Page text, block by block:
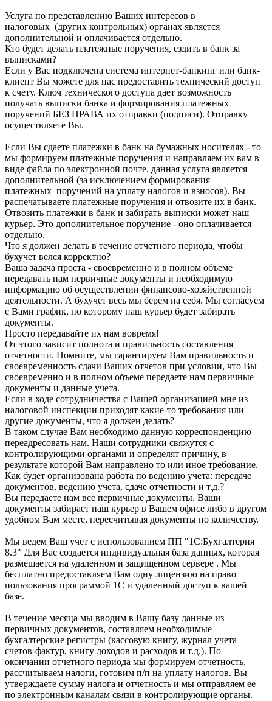
Услуга по представлению Ваших интересов в
налоговых (других контрольных) органах является
дополнительной и оплачивается отдельно.
Кто будет делать платежные поручения, ездить в банк за
выписками?
Если у Вас подключена система интернет-банкинг или банк-
клиент Вы можете для нас предоставить технический доступ
к счету. Ключ технического доступа дает возможность
получать выписки банка и формирования платежных
поручений БЕЗ ПРАВА их отправки (подписи). Отправку
осуществляете Вы.
Если Вы сдаете платежки в банк на бумажных носителях - то
мы формируем платежные поручения и направляем их вам в
виде файла по электронной почте. данная услуга является
дополнительной (за исключением формирования
платежных поручений на уплату налогов и взносов). Вы
распечатываете платежные поручения и отвозите их в банк.
Отвозить платежки в банк и забирать выписки может наш
курьер. Это дополнительное поручение - оно оплачивается
отдельно.
Что я должен делать в течение отчетного периода, чтобы
бухучет велся корректно?
Ваша задача проста - своевременно и в полном объеме
передавать нам первичные документы и необходимую
информацию об осуществлении финансово-хозяйственной
деятельности. А бухучет весь мы берем на себя. Мы согласуем
с Вами график, по которому наш курьер будет забирать
документы.
Просто передавайте их нам вовремя!
От этого зависит полнота и правильность составления
отчетности. Помните, мы гарантируем Вам правильность и
своевременность сдачи Ваших отчетов при условии, что Вы
своевременно и в полном объеме передаете нам первичные
документы и данные учета.
Если в ходе сотрудничества с Вашей организацией мне из
налоговой инспекции приходят какие-то требования или
другие документы, что я должен делать?
В таком случае Вам необходимо данную корреспонденцию
переадресовать нам. Наши сотрудники свяжутся с
контролирующими органами и определят причину, в
результате которой Вам направлено то или иное требование.
Как будет организована работа по ведению учета: передаче
документов, ведению учета, сдаче отчетности и т.д.?
Вы передаете нам все первичные документы. Ваши
документы забирает наш курьер в Вашем офисе либо в другом
удобном Вам месте, пересчитывая документы по количеству.
Мы ведем Ваш учет с использованием ПП "1С:Бухгалтерия
8.3" Для Вас создается индивидуальная база данных, которая
размещается на удаленном и защищенном сервере . Мы
бесплатно предоставляем Вам одну лицензию на право
пользования программой 1С и удаленный доступ к вашей
базе.
В течение месяца мы вводим в Вашу базу данные из
первичных документов, составляем необходимые
бухгалтерские регистры (кассовую книгу, журнал учета
счетов-фактур, книгу доходов и расходов и т.д.). По
окончании отчетного периода мы формируем отчетность,
рассчитываем налоги, готовим п/п на уплату налогов. Вы
утверждаете сумму налога и отчетность и мы отправляем ее
по электронным каналам связи в контролирующие органы.